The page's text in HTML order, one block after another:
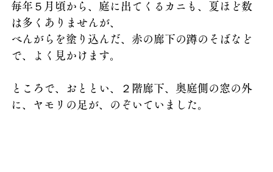
毎年５月頃から、庭に出てくるカニも、夏ほど数
は多くありませんが、
べんがらを塗り込んだ、赤の廊下の蹲のそばなど
で、よく見かけます。
ところで、おととい、２階廊下、奥庭側の窓の外
に、ヤモリの足が、のぞいていました。